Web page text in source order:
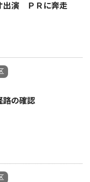
出演 ＰＲに奔走
路の確認